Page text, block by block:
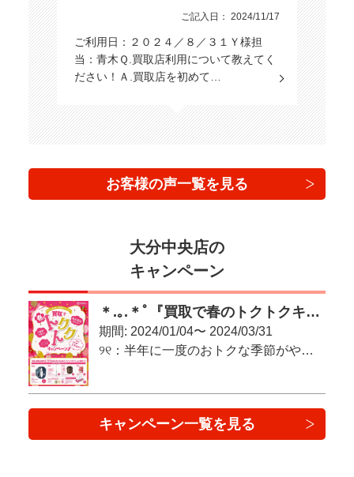
ご記入日： 2024/11/17
ご利用日：２０２４／８／３１Ｙ様担
当：青木Ｑ.買取店利用について教えてく
ださい！Ａ.買取店を初めて…
お客様の声一覧を見る
大分中央店の
キャンペーン
＊.｡.＊ﾟ『買取で春のトクトクキャンペーン♪』＊.｡.＊ﾟ
期間: 2024/01/04〜 2024/03/31
୨୧：半年に一度のおトクな季節がやってきた！：୨୧
キャンペーン一覧を見る